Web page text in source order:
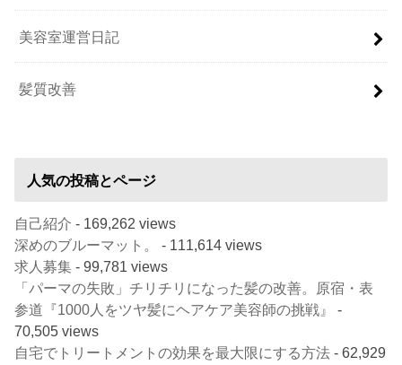
美容室運営日記
髪質改善
人気の投稿とページ
自己紹介 - 169,262 views
深めのブルーマット。
- 111,614 views
求人募集 - 99,781 views
「パーマの失敗」チリチリになった髪の改善。原宿・表
参道『1000人をツヤ髪にヘアケア美容師の挑戦』
-
70,505 views
自宅でトリートメントの効果を最大限にする方法 - 62,929